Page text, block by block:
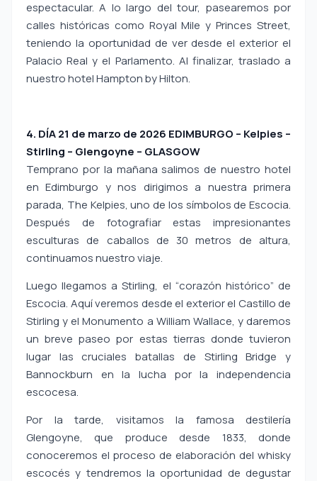
espectacular. A lo largo del tour, pasearemos por
calles históricas como Royal Mile y Princes Street,
teniendo la oportunidad de ver desde el exterior el
Palacio Real y el Parlamento. Al finalizar, traslado a
nuestro hotel Hampton by Hilton.
4. DÍA 21 de marzo de 2026 EDIMBURGO – Kelpies –
Stirling – Glengoyne – GLASGOW
Temprano por la mañana salimos de nuestro hotel
en Edimburgo y nos dirigimos a nuestra primera
parada, The Kelpies, uno de los símbolos de Escocia.
Después de fotografiar estas impresionantes
esculturas de caballos de 30 metros de altura,
continuamos nuestro viaje.
Luego llegamos a Stirling, el “corazón histórico” de
Escocia. Aquí veremos desde el exterior el Castillo de
Stirling y el Monumento a William Wallace, y daremos
un breve paseo por estas tierras donde tuvieron
lugar las cruciales batallas de Stirling Bridge y
Bannockburn en la lucha por la independencia
escocesa.
Por la tarde, visitamos la famosa destilería
Glengoyne, que produce desde 1833, donde
conoceremos el proceso de elaboración del whisky
escocés y tendremos la oportunidad de degustar